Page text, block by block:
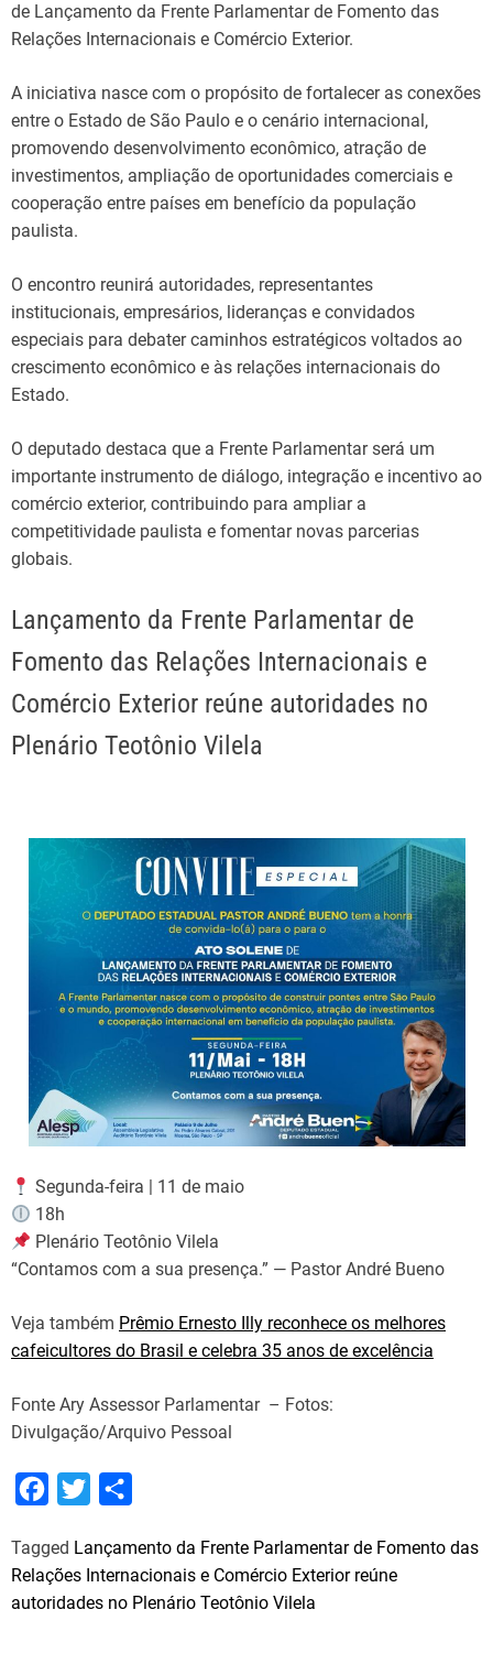
de Lançamento da Frente Parlamentar de Fomento das
Relações Internacionais e Comércio Exterior.
A iniciativa nasce com o propósito de fortalecer as conexões
entre o Estado de São Paulo e o cenário internacional,
promovendo desenvolvimento econômico, atração de
investimentos, ampliação de oportunidades comerciais e
cooperação entre países em benefício da população
paulista.
O encontro reunirá autoridades, representantes
institucionais, empresários, lideranças e convidados
especiais para debater caminhos estratégicos voltados ao
crescimento econômico e às relações internacionais do
Estado.
O deputado destaca que a Frente Parlamentar será um
importante instrumento de diálogo, integração e incentivo ao
comércio exterior, contribuindo para ampliar a
competitividade paulista e fomentar novas parcerias
globais.
Lançamento da Frente Parlamentar de
Fomento das Relações Internacionais e
Comércio Exterior reúne autoridades no
Plenário Teotônio Vilela
Segunda-feira | 11 de maio
18h
Plenário Teotônio Vilela
“Contamos com a sua presença.” — Pastor André Bueno
Veja também Prêmio Ernesto Illy reconhece os melhores
cafeicultores do Brasil e celebra 35 anos de excelência
Fonte Ary Assessor Parlamentar – Fotos:
Divulgação/Arquivo Pessoal
c
e
i
t
a
r
Tagged Lançamento da Frente Parlamentar de Fomento das
Relações Internacionais e Comércio Exterior reúne
autoridades no Plenário Teotônio Vilela